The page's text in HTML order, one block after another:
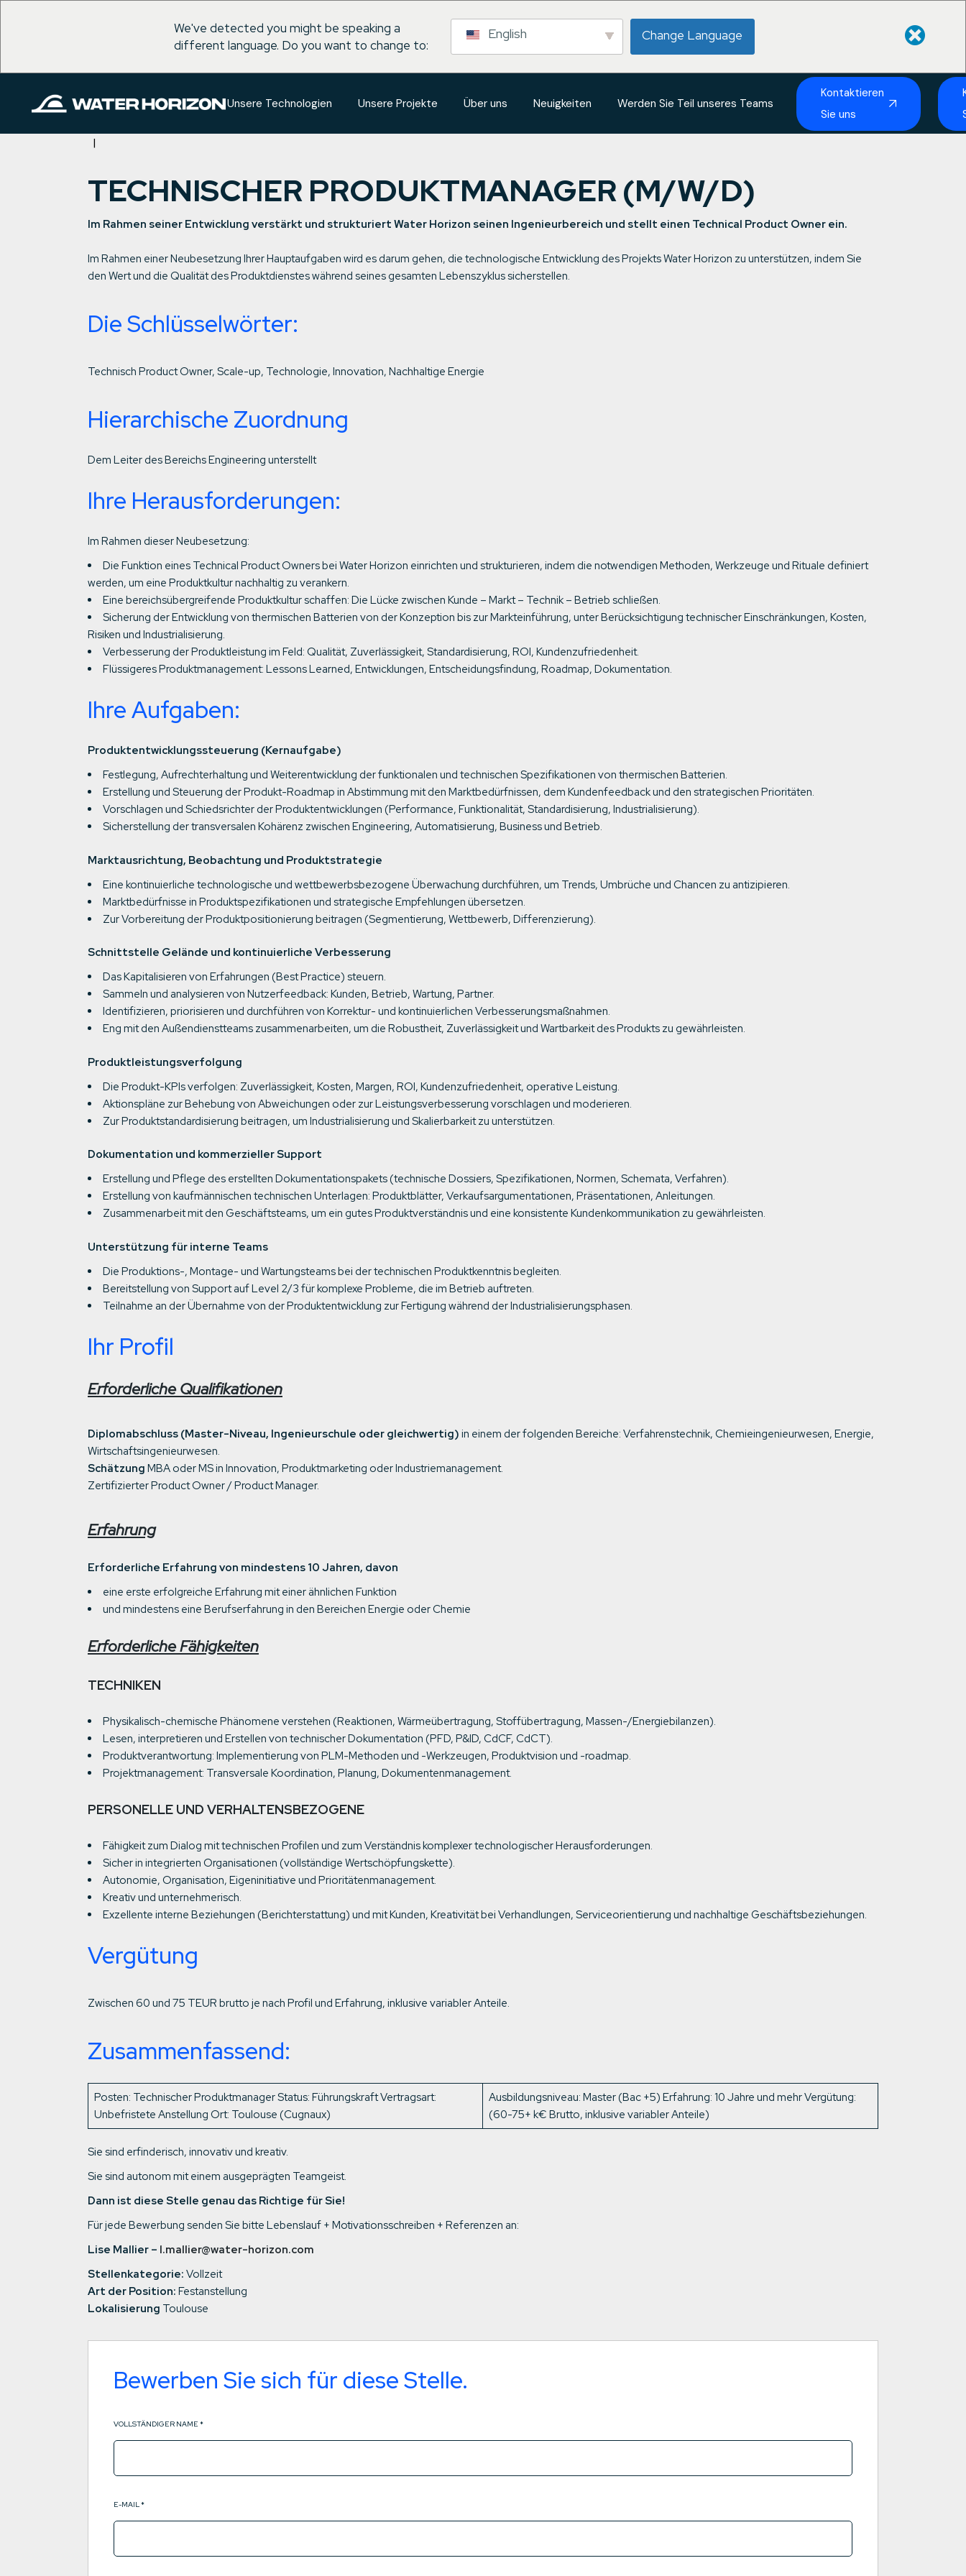
We've detected you might be speaking a
different language. Do you want to change to:
English Change Language
Zum
Unsere Technologien Unsere Projekte Über uns Neuigkeiten Werden Sie Teil unseres Teams
Kontaktieren
Sie uns
TECHNISCHER PRODUKTMANAGER (M/W/D)
Im Rahmen seiner Entwicklung verstärkt und strukturiert Water Horizon seinen Ingenieurbereich und stellt einen Technical Product Owner ein.
Im Rahmen einer Neubesetzung Ihrer Hauptaufgaben wird es darum gehen, die technologische Entwicklung des Projekts Water Horizon zu unterstützen, indem Sie
den Wert und die Qualität des Produktdienstes während seines gesamten Lebenszyklus sicherstellen.
Die Schlüsselwörter:
Technisch Product Owner, Scale-up, Technologie, Innovation, Nachhaltige Energie
Hierarchische Zuordnung
Dem Leiter des Bereichs Engineering unterstellt
Ihre Herausforderungen:
Im Rahmen dieser Neubesetzung:
Die Funktion eines Technical Product Owners bei Water Horizon einrichten und strukturieren, indem die notwendigen Methoden, Werkzeuge und Rituale definiert
werden, um eine Produktkultur nachhaltig zu verankern.
Eine bereichsübergreifende Produktkultur schaffen: Die Lücke zwischen Kunde – Markt – Technik – Betrieb schließen.
Sicherung der Entwicklung von thermischen Batterien von der Konzeption bis zur Markteinführung, unter Berücksichtigung technischer Einschränkungen, Kosten,
Risiken und Industrialisierung.
Verbesserung der Produktleistung im Feld: Qualität, Zuverlässigkeit, Standardisierung, ROI, Kundenzufriedenheit.
Flüssigeres Produktmanagement: Lessons Learned, Entwicklungen, Entscheidungsfindung, Roadmap, Dokumentation.
Ihre Aufgaben:
Produktentwicklungssteuerung (Kernaufgabe)
Festlegung, Aufrechterhaltung und Weiterentwicklung der funktionalen und technischen Spezifikationen von thermischen Batterien.
Erstellung und Steuerung der Produkt-Roadmap in Abstimmung mit den Marktbedürfnissen, dem Kundenfeedback und den strategischen Prioritäten.
Vorschlagen und Schiedsrichter der Produktentwicklungen (Performance, Funktionalität, Standardisierung, Industrialisierung).
Sicherstellung der transversalen Kohärenz zwischen Engineering, Automatisierung, Business und Betrieb.
Marktausrichtung, Beobachtung und Produktstrategie
Eine kontinuierliche technologische und wettbewerbsbezogene Überwachung durchführen, um Trends, Umbrüche und Chancen zu antizipieren.
Marktbedürfnisse in Produktspezifikationen und strategische Empfehlungen übersetzen.
Zur Vorbereitung der Produktpositionierung beitragen (Segmentierung, Wettbewerb, Differenzierung).
Schnittstelle Gelände und kontinuierliche Verbesserung
Das Kapitalisieren von Erfahrungen (Best Practice) steuern.
Sammeln und analysieren von Nutzerfeedback: Kunden, Betrieb, Wartung, Partner.
Identifizieren, priorisieren und durchführen von Korrektur- und kontinuierlichen Verbesserungsmaßnahmen.
Eng mit den Außendienstteams zusammenarbeiten, um die Robustheit, Zuverlässigkeit und Wartbarkeit des Produkts zu gewährleisten.
Produktleistungsverfolgung
Die Produkt-KPIs verfolgen: Zuverlässigkeit, Kosten, Margen, ROI, Kundenzufriedenheit, operative Leistung.
Aktionspläne zur Behebung von Abweichungen oder zur Leistungsverbesserung vorschlagen und moderieren.
Zur Produktstandardisierung beitragen, um Industrialisierung und Skalierbarkeit zu unterstützen.
Dokumentation und kommerzieller Support
Erstellung und Pflege des erstellten Dokumentationspakets (technische Dossiers, Spezifikationen, Normen, Schemata, Verfahren).
Erstellung von kaufmännischen technischen Unterlagen: Produktblätter, Verkaufsargumentationen, Präsentationen, Anleitungen.
Zusammenarbeit mit den Geschäftsteams, um ein gutes Produktverständnis und eine konsistente Kundenkommunikation zu gewährleisten.
Unterstützung für interne Teams
Die Produktions-, Montage- und Wartungsteams bei der technischen Produktkenntnis begleiten.
Bereitstellung von Support auf Level 2/3 für komplexe Probleme, die im Betrieb auftreten.
Teilnahme an der Übernahme von der Produktentwicklung zur Fertigung während der Industrialisierungsphasen.
Ihr Profil
Erforderliche Qualifikationen
Diplomabschluss (Master-Niveau, Ingenieurschule oder gleichwertig) in einem der folgenden Bereiche: Verfahrenstechnik, Chemieingenieurwesen, Energie,
Wirtschaftsingenieurwesen.
Schätzung MBA oder MS in Innovation, Produktmarketing oder Industriemanagement.
Zertifizierter Product Owner / Product Manager.
Erfahrung
Erforderliche Erfahrung von mindestens 10 Jahren, davon
eine erste erfolgreiche Erfahrung mit einer ähnlichen Funktion
und mindestens eine Berufserfahrung in den Bereichen Energie oder Chemie
Erforderliche Fähigkeiten
TECHNIKEN
Physikalisch-chemische Phänomene verstehen (Reaktionen, Wärmeübertragung, Stoffübertragung, Massen-/Energiebilanzen).
Lesen, interpretieren und Erstellen von technischer Dokumentation (PFD, P&ID, CdCF, CdCT).
Produktverantwortung: Implementierung von PLM-Methoden und -Werkzeugen, Produktvision und -roadmap.
Projektmanagement: Transversale Koordination, Planung, Dokumentenmanagement.
PERSONELLE UND VERHALTENSBEZOGENE
Fähigkeit zum Dialog mit technischen Profilen und zum Verständnis komplexer technologischer Herausforderungen.
Sicher in integrierten Organisationen (vollständige Wertschöpfungskette).
Autonomie, Organisation, Eigeninitiative und Prioritätenmanagement.
Kreativ und unternehmerisch.
Exzellente interne Beziehungen (Berichterstattung) und mit Kunden, Kreativität bei Verhandlungen, Serviceorientierung und nachhaltige Geschäftsbeziehungen.
Vergütung
Zwischen 60 und 75 TEUR brutto je nach Profil und Erfahrung, inklusive variabler Anteile.
Zusammenfassend:
Posten: Technischer Produktmanager Status: Führungskraft Vertragsart:
Unbefristete Anstellung Ort: Toulouse (Cugnaux)
Ausbildungsniveau: Master (Bac +5) Erfahrung: 10 Jahre und mehr Vergütung:
(60-75+ k€ Brutto, inklusive variabler Anteile)
Sie sind erfinderisch, innovativ und kreativ.
Sie sind autonom mit einem ausgeprägten Teamgeist.
Dann ist diese Stelle genau das Richtige für Sie!
Für jede Bewerbung senden Sie bitte Lebenslauf + Motivationsschreiben + Referenzen an:
Lise Mallier – l.mallier@water-horizon.com
Stellenkategorie: Vollzeit
Art der Position: Festanstellung
Lokalisierung Toulouse
Bewerben Sie sich für diese Stelle.
VOLLSTÄNDIGER NAME*
E-MAIL*